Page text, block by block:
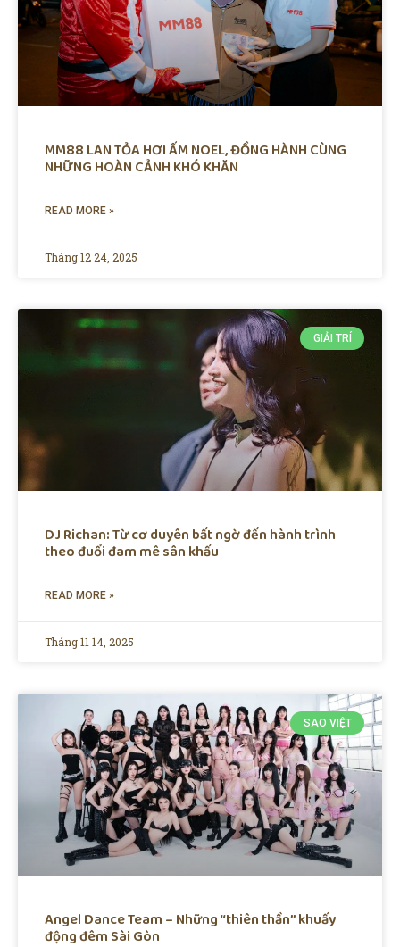
MM88 LAN TỎA HƠI ẤM NOEL, ĐỒNG HÀNH CÙNG
NHỮNG HOÀN CẢNH KHÓ KHĂN
READ MORE »
Tháng 12 24, 2025
GIẢI TRÍ
DJ Richan: Từ cơ duyên bất ngờ đến hành trình
theo đuổi đam mê sân khấu
READ MORE »
Tháng 11 14, 2025
SAO VIỆT
Angel Dance Team – Những “thiên thần” khuấy
động đêm Sài Gòn